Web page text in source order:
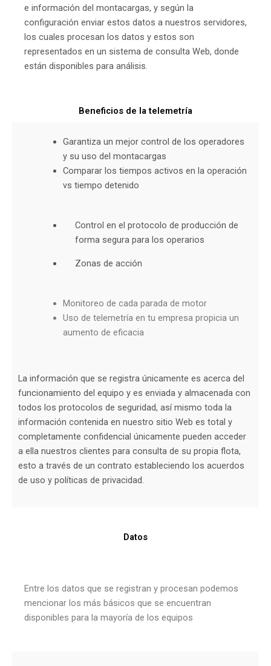
e información del montacargas, y según la
configuración enviar estos datos a nuestros servidores,
los cuales procesan los datos y estos son
representados en un sistema de consulta Web, donde
están disponibles para análisis.
Beneficios de la telemetría
Garantiza un mejor control de los operadores
y su uso del montacargas
Comparar los tiempos activos en la operación
vs tiempo detenido
Control en el protocolo de producción de
forma segura para los operarios
Zonas de acción
Monitoreo de cada parada de motor
Uso de telemetría en tu empresa propicia un
aumento de eficacia
La información que se registra únicamente es acerca del
funcionamiento del equipo y es enviada y almacenada con
todos los protocolos de seguridad, así mismo toda la
información contenida en nuestro sitio Web es total y
completamente confidencial únicamente pueden acceder
a ella nuestros clientes para consulta de su propia flota,
esto a través de un contrato estableciendo los acuerdos
de uso y políticas de privacidad.
Datos
Entre los datos que se registran y procesan podemos
mencionar los más básicos que se encuentran
disponibles para la mayoría de los equipos